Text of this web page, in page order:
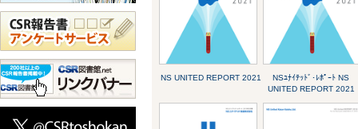
NS UNITED REPORT 2021
NSﾕﾅｲﾃｯﾄﾞ･ﾚﾎﾟｰﾄ NS
UNITED REPORT 2021